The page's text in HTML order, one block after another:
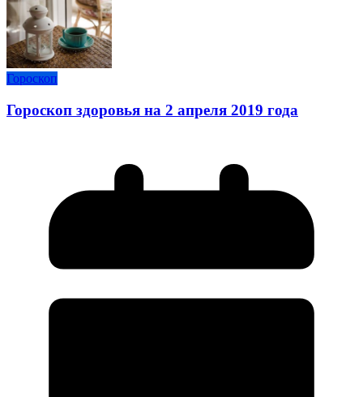
Гороскоп
Гороскоп здоровья на 2 апреля 2019 года